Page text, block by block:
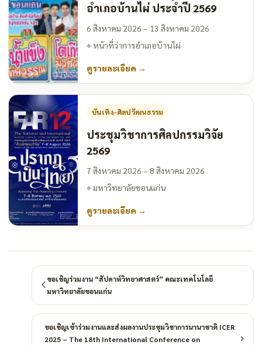
อำเภอบ้านไผ่ ประจำปี 2569
6 สิงหาคม 2026 – 13 สิงหาคม 2026
⌖ หน้าที่ว่าการอำเภอบ้านไผ่
ดูรายละเอียด →
บันเทิง-ศิลปวัฒนธรรม
ประชุมวิชาการศิลปกรรมวิจัย
2569
7 สิงหาคม 2026 – 8 สิงหาคม 2026
⌖มหาวิทยาลัยขอนแก่น
ดูรายละเอียด →
ขอเชิญร่วมงาน “สัปดาห์วิทยาศาสตร์” คณะเทคโนโลยี
มหาวิทยาลัยขอนแก่น
ขอเชิญเข้าร่วมงานและส่งผลงานประชุมวิชาการนานาชาติ ICER
2025 – The 18th International Conference on